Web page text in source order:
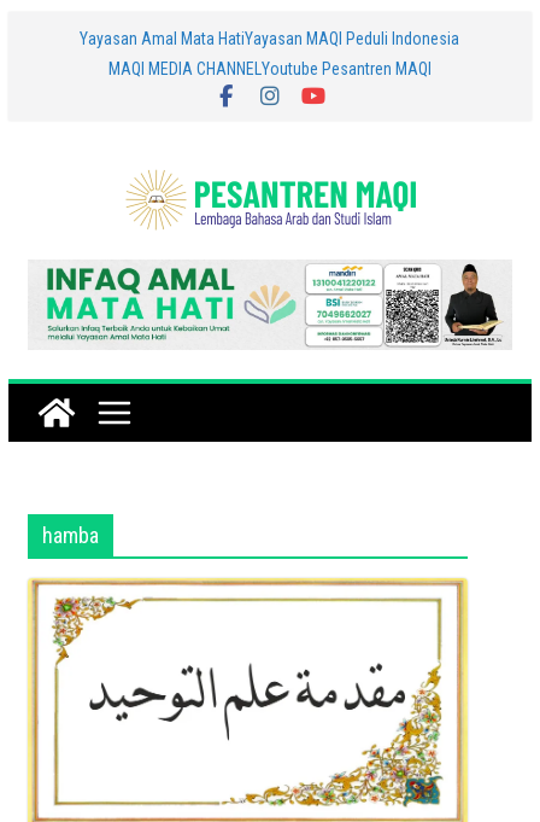
Yayasan Amal Mata HatiYayasan MAQI Peduli Indonesia
MAQI MEDIA CHANNEL Youtube Pesantren MAQI
hamba